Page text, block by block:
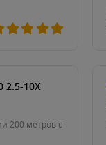
2.5-10X
200 метров с